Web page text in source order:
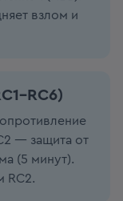
взлом и
— защита от
(5 минут).
RC2.